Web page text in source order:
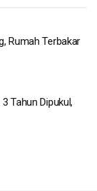
Rumah Terbakar
Tahun Dipukul,